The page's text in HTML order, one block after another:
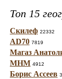
Топ 15
Скилеф 22332
AD70 7819
Магаз
МНМ 4912
Борис Ассеев